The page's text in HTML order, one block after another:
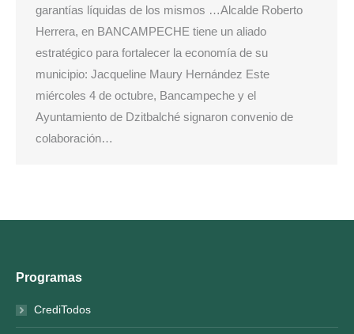
garantías líquidas de los mismos …Alcalde Roberto
Herrera, en BANCAMPECHE tiene un aliado
estratégico para fortalecer la economía de su
municipio: Jacqueline Maury Hernández Este
miércoles 4 de octubre, Bancampeche y el
Ayuntamiento de Dzitbalché signaron convenio de
colaboración…
Programas
CrediTodos